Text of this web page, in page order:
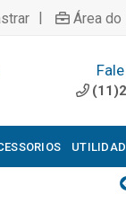
| Área do